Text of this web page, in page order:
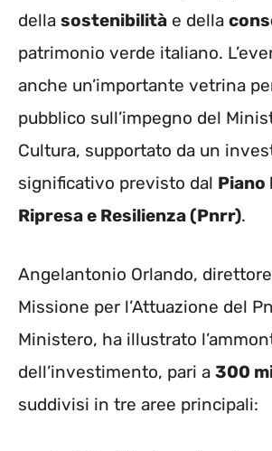
della sostenibilità e della
patrimonio verde italiano.
anche un’importante vetrina
pubblico sull’impegno del
Cultura, supportato da un
significativo previsto dal Piano
Ripresa e Resilienza (Pnrr).
Angelantonio Orlando,
Missione per l’Attuazione del
Ministero, ha illustrato
dell’investimento, pari a 300
suddivisi in tre aree principali: